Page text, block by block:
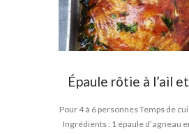
Épaule rôtie à l’ail
Pour 4 à 6 personnes Temps de
Ingrédients : 1 épaule d’agneau